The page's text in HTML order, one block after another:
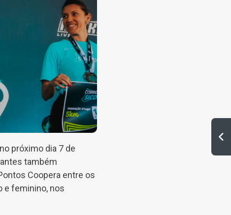
próximo dia 7 de
também
Coopera entre os
e feminino, nos